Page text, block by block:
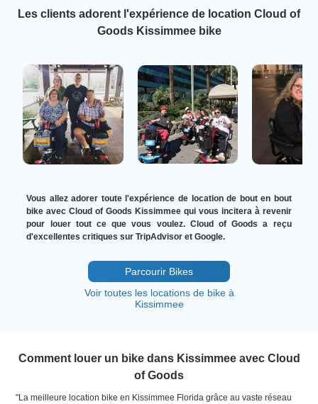
Les clients adorent l'expérience de location Cloud of
Goods Kissimmee bike
Vous allez adorer toute l'expérience de location de bout en bout
bike avec Cloud of Goods Kissimmee qui vous incitera à revenir
pour louer tout ce que vous voulez. Cloud of Goods a reçu
d'excellentes critiques sur TripAdvisor et Google.
Parcourir Bikes
Voir toutes les locations de bike à
Kissimmee
Comment louer un bike dans Kissimmee avec Cloud
of Goods
"La meilleure location bike en Kissimmee Florida grâce au vaste réseau